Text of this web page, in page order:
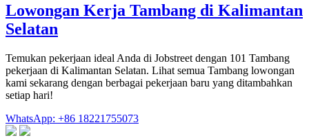
Lowongan Kerja Tambang di Kalimantan
Selatan
Temukan pekerjaan ideal Anda di Jobstreet dengan 101 Tambang
pekerjaan di Kalimantan Selatan. Lihat semua Tambang lowongan
kami sekarang dengan berbagai pekerjaan baru yang ditambahkan
setiap hari!
WhatsApp: +86 18221755073